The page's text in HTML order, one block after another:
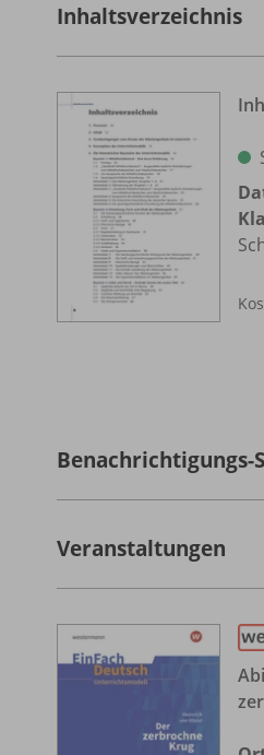
Inhaltsverzeichnis
Benachrichtigungs-
Veranstaltungen